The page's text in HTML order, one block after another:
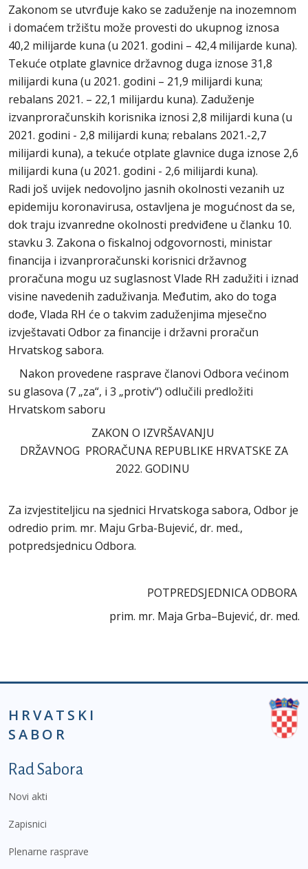
Zakonom se utvrđuje kako se zaduženje na inozemnom
i domaćem tržištu može provesti do ukupnog iznosa
40,2 milijarde kuna (u 2021. godini – 42,4 milijarde kuna).
Tekuće otplate glavnice državnog duga iznose 31,8
milijardi kuna (u 2021. godini – 21,9 milijardi kuna;
rebalans 2021. – 22,1 milijardu kuna). Zaduženje
izvanproračunskih korisnika iznosi 2,8 milijardi kuna (u
2021. godini - 2,8 milijardi kuna; rebalans 2021.-2,7
milijardi kuna), a tekuće otplate glavnice duga iznose 2,6
milijardi kuna (u 2021. godini - 2,6 milijardi kuna).
Radi još uvijek nedovoljno jasnih okolnosti vezanih uz
epidemiju koronavirusa, ostavljena je mogućnost da se,
dok traju izvanredne okolnosti predviđene u članku 10.
stavku 3. Zakona o fiskalnoj odgovornosti, ministar
financija i izvanproračunski korisnici državnog
proračuna mogu uz suglasnost Vlade RH zadužiti i iznad
visine navedenih zaduživanja. Međutim, ako do toga
dođe, Vlada RH će o takvim zaduženjima mjesečno
izvještavati Odbor za financije i državni proračun
Hrvatskog sabora.
Nakon provedene rasprave članovi Odbora većinom
su glasova (7 „za“, i 3 „protiv“) odlučili predložiti
Hrvatskom saboru
ZAKON O IZVRŠAVANJU
DRŽAVNOG PRORAČUNA REPUBLIKE HRVATSKE ZA
2022. GODINU
Za izvjestiteljicu na sjednici Hrvatskoga sabora, Odbor je
odredio prim. mr. Maju Grba-Bujević, dr. med.,
potpredsjednicu Odbora.
POTPREDSJEDNICA ODBORA
prim. mr. Maja Grba–Bujević, dr. med.
HRVATSKI
SABOR
Podnožje prvi izbornik
Rad Sabora
Novi akti
Zapisnici
Plenarne rasprave